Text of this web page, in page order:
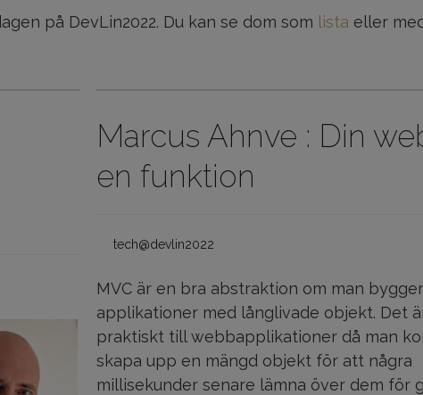
på DevLin2022. Du kan se dom som lista eller
Marcus Ahnve : Din
en funktion
tech@devlin2022
MVC är en bra abstraktion om man
applikationer med långlivade objekt. Det
praktiskt till webbapplikationer då man
skapa upp en mängd objekt för att några
millisekunder senare lämna över dem för